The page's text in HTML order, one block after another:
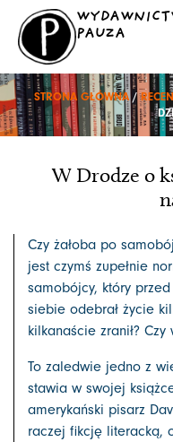
Przejdź
treści
PAUZA
STRONA GŁÓWNA/
W Drodze o
Czy żałoba po
jest czymś zupełnie
samobójcy, który
siebie odebrał życie
kilkanaście zranił?
To zaledwie jedno z
stawia w swojej
amerykański pisarz
raczej fikcję literacką,